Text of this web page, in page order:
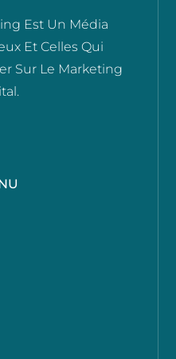
Est Un Média
Et Celles Qui
Sur Le Marketing